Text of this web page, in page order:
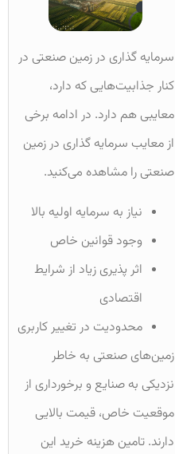
سرمایه گذاری در زمین صنعتی در
کنار جذابیت‌هایی که دارد،
معایبی هم دارد. در ادامه برخی
از معایب سرمایه گذاری در زمین
صنعتی را مشاهده می‌کنید.
نیاز به سرمایه اولیه بالا
وجود قوانین خاص
اثر پذیری زیاد از شرایط
اقتصادی
محدودیت در تغییر کاربری
زمین‌های صنعتی به خاطر
نزدیکی به صنایع و برخورداری از
موقعیت خاص، قیمت بالایی
دارند. تامین هزینه خرید این